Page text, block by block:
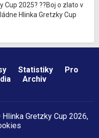
Cup 2025? ??Boj o zlato v
Hlinka Gretzky Cup
Statistiky
Pro
Archiv
Hlinka Gretzky Cup 2026,